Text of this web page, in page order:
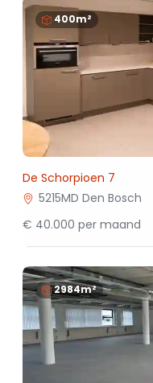
400m²
De Schorpioen 7
5215MD Den Bosch
€ 40.000 per maand
2984m²